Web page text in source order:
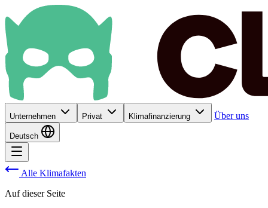
Unternehmen Privat Klimafinanzierung Über uns
Deutsch
Alle Klimafakten
Auf dieser Seite